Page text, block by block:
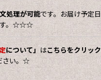
処理が可能です。お届け予定日
す。☆☆☆
について」はこちらをクリック
さい。☆